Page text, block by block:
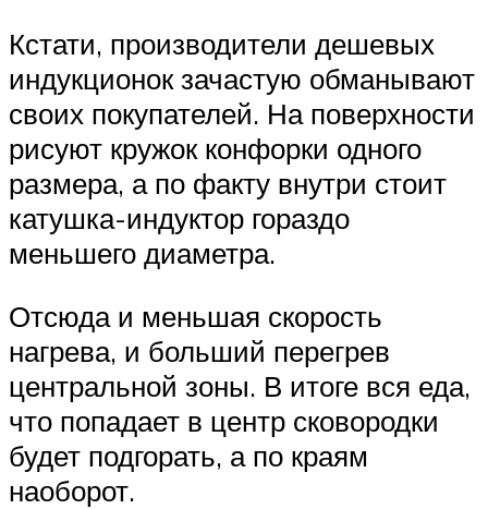
Кстати, производители дешевых
индукционок зачастую обманывают
своих покупателей. На поверхности
рисуют кружок конфорки одного
размера, а по факту внутри стоит
катушка-индуктор гораздо
меньшего диаметра.
Отсюда и меньшая скорость
нагрева, и больший перегрев
центральной зоны. В итоге вся еда,
что попадает в центр сковородки
будет подгорать, а по краям
наоборот.